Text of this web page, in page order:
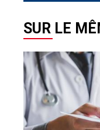
SUR LE